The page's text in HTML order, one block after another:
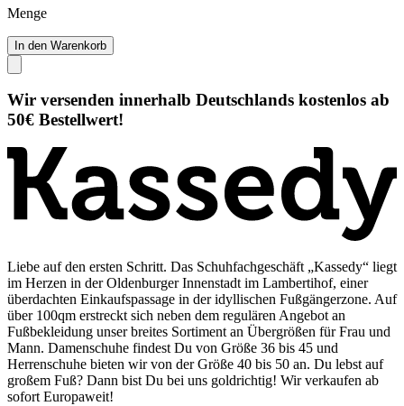
Menge
In den Warenkorb
Wir versenden innerhalb Deutschlands kostenlos ab
50€ Bestellwert!
Liebe auf den ersten Schritt. Das Schuhfachgeschäft „Kassedy“ liegt
im Herzen in der Oldenburger Innenstadt im Lambertihof, einer
überdachten Einkaufspassage in der idyllischen Fußgängerzone. Auf
über 100qm erstreckt sich neben dem regulären Angebot an
Fußbekleidung unser breites Sortiment an Übergrößen für Frau und
Mann. Damenschuhe findest Du von Größe 36 bis 45 und
Herrenschuhe bieten wir von der Größe 40 bis 50 an. Du lebst auf
großem Fuß? Dann bist Du bei uns goldrichtig! Wir verkaufen ab
sofort Europaweit!